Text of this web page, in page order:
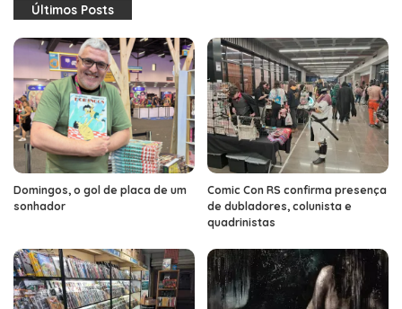
Últimos Posts
Domingos, o gol de placa de um
sonhador
Comic Con RS confirma presença
de dubladores, colunista e
quadrinistas